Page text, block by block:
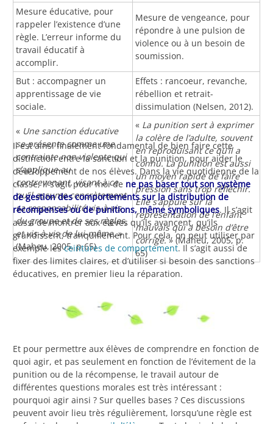
Mesure éducative, pour
rappeler l’existence d’une
règle. L’erreur informe du
travail éducatif à
accomplir.
Mesure de vengeance, pour
répondre à une pulsion de
violence ou à un besoin de
soumission.
But : accompagner un
apprentissage de vie
sociale.
Effets : rancoeur, revanche,
rébellion et retrait-
dissimulation (Nelsen, 2012).
« Une sanction éducative
se présente comme une
contrainte non violente qui
s’applique au
contrevenant, visant à ce
qu’il assume concrètement
sa responsabilité vis-à-vis
du groupe et de ses règles,
et vis-à-vis de lui-même.»
(Maheu, 2005, p.65)
« La punition sert à exprimer
la colère de l’adulte, souvent
en reproduisant ce qu’il a
connu. La punition est aussi
un moyen rapide de faire
pression sans trop réfléchir.
Elle s’appuie sur la
représentation de l’enfant
mauvais qui a besoin d’être
corrigé.» (Maheu, 2005, p.
65)
Il est ainsi finalement fondamental de bien faire cette
distinction entre la sanction et la punition, pour aider le
développement de nos élèves. Dans la vie quotidienne de la
classe, il s’agit pour moi de ne pas baser tout son système
de gestion des comportements sur la distribution de
récompenses ou de punitions, même symboliques. Il s’agit
aussi de montrer aux élèves qu’ils avancent, qu’ils
grandissent, tranquillement. Pour cela, on peut utiliser par
exemple lesceintures de comportement. Il s’agit aussi de
fixer des limites claires, et d’utiliser si besoin des sanctions
éducatives, en premier lieu la réparation.
Et pour permettre aux élèves de comprendre en fonction de
quoi agir, et pas seulement en fonction de l’évitement de la
punition ou de la récompense, le travail autour de
différentes questions morales est très intéressant :
pourquoi agir ainsi ? Sur quelles bases ? Ces discussions
peuvent avoir lieu très régulièrement, lorsqu’une règle est